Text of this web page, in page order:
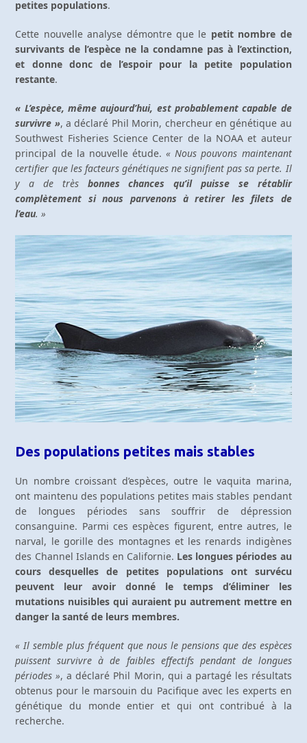
petites populations.
Cette nouvelle analyse démontre que le petit nombre de
survivants de l’espèce ne la condamne pas à l’extinction,
et donne donc de l’espoir pour la petite population
restante.
« L’espèce, même aujourd’hui, est probablement capable de
survivre », a déclaré Phil Morin, chercheur en génétique au
Southwest Fisheries Science Center de la NOAA et auteur
principal de la nouvelle étude.« Nous pouvons maintenant
certifier que les facteurs génétiques ne signifient pas sa perte. Il
y a de très bonnes chances qu’il puisse se rétablir
complètement si nous parvenons à retirer les filets de
l’eau. »
Des populations petites mais stables
Un nombre croissant d’espèces, outre le vaquita marina,
ont maintenu des populations petites mais stables pendant
de longues périodes sans souffrir de dépression
consanguine. Parmi ces espèces figurent, entre autres, le
narval, le gorille des montagnes et les renards indigènes
des Channel Islands en Californie. Les longues périodes au
cours desquelles de petites populations ont survécu
peuvent leur avoir donné le temps d’éliminer les
mutations nuisibles qui auraient pu autrement mettre en
danger la santé de leurs membres.
« Il semble plus fréquent que nous le pensions que des espèces
puissent survivre à de faibles effectifs pendant de longues
périodes », a déclaré Phil Morin, qui a partagé les résultats
obtenus pour le marsouin du Pacifique avec les experts en
génétique du monde entier et qui ont contribué à la
recherche.